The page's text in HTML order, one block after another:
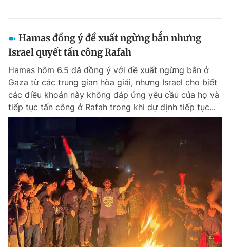
Hamas đồng ý đề xuất ngừng bắn nhưng
Israel quyết tấn công Rafah
Hamas hôm 6.5 đã đồng ý với đề xuất ngừng bắn ở
Gaza từ các trung gian hòa giải, nhưng Israel cho biết
các điều khoản này không đáp ứng yêu cầu của họ và
tiếp tục tấn công ở Rafah trong khi dự định tiếp tục...